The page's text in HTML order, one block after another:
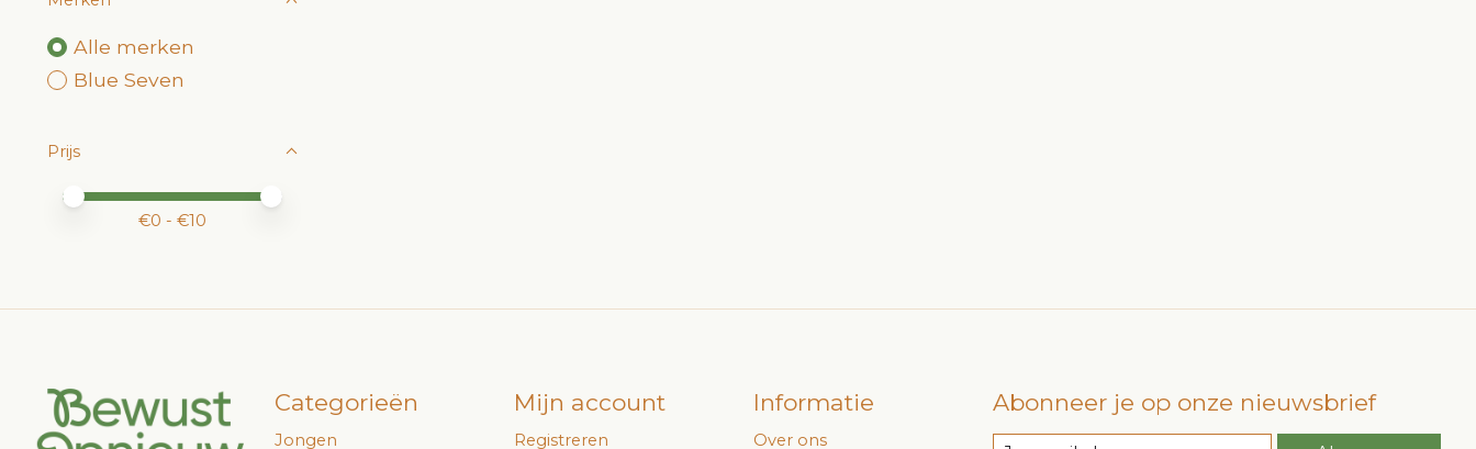
Alle merken
Blue Seven
Prijs
Minimale prijswaarde
Price maximum value
€0 - €10
Categorieën
Jongen
Mijn account
Registreren
Informatie
Over ons
Abonneer je op onze nieuwsbrief